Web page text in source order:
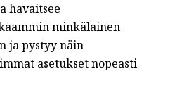
havaitsee
minkälainen
ja pystyy näin
asetukset nopeasti